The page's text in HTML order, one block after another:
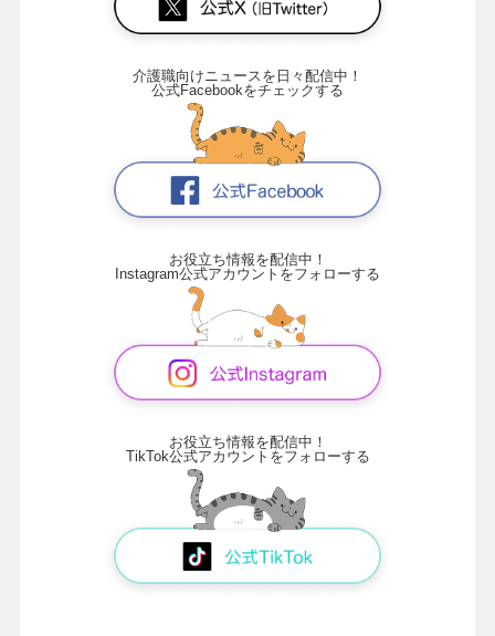
介護職向けニュースを日々配信中！
公式Facebookをチェックする
お役立ち情報を配信中！
Instagram公式アカウントをフォローする
お役立ち情報を配信中！
TikTok公式アカウントをフォローする